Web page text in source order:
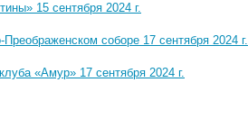
15 сентября 2024 г.
соборе 17 сентября 2024 г.
«Амур» 17 сентября 2024 г.